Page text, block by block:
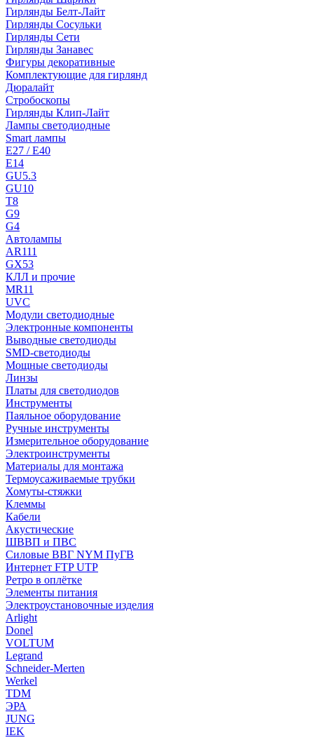
Гирлянды Белт-Лайт
Гирлянды Сосульки
Гирлянды Сети
Гирлянды Занавес
Фигуры декоративные
Комплектующие для гирлянд
Дюралайт
Стробоскопы
Гирлянды Клип-Лайт
Лампы светодиодные
Smart лампы
E27 / E40
E14
GU5.3
GU10
T8
G9
G4
Автолампы
AR111
GX53
КЛЛ и прочие
MR11
UVC
Модули светодиодные
Электронные компоненты
Выводные светодиоды
SMD-светодиоды
Мощные светодиоды
Линзы
Платы для светодиодов
Инструменты
Паяльное оборудование
Ручные инструменты
Измерительное оборудование
Электроинструменты
Материалы для монтажа
Термоусаживаемые трубки
Хомуты-стяжки
Клеммы
Кабели
Акустические
ШВВП и ПВС
Силовые ВВГ NYM ПуГВ
Интернет FTP UTP
Ретро в оплётке
Элементы питания
Электроустановочные изделия
Arlight
Donel
VOLTUM
Legrand
Schneider-Merten
Werkel
TDM
ЭРА
JUNG
IEK